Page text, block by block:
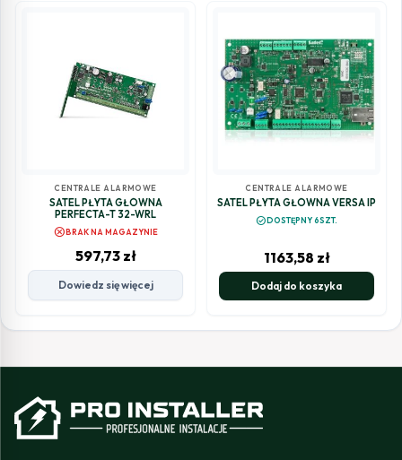
CENTRALE ALARMOWE
SATEL PŁYTA GŁÓWNA
PERFECTA-T 32-WRL
cancelBRAK NA MAGAZYNIE
597,73 zł
Dowiedz się więcej
CENTRALE ALARMOWE
SATEL PŁYTA GŁÓWNA VERSA IP
check_circleDOSTĘPNY 6SZT.
1163,58 zł
Dodaj do koszyka